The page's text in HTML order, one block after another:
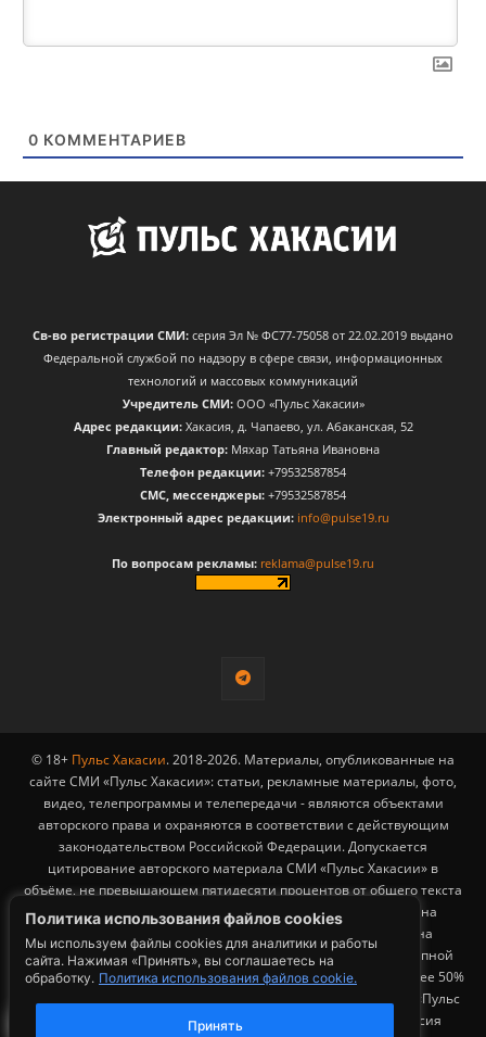
Политика использования файлов cookies
Мы используем файлы cookies для аналитики и работы
сайта. Нажимая «Принять», вы соглашаетесь на
обработку. Политика использования файлов cookie.
Принять
0 КОММЕНТАРИЕВ
Св-во регистрации СМИ: серия Эл № ФС77-75058 от 22.02.2019 выдано
Федеральной службой по надзору в сфере связи, информационных
технологий и массовых коммуникаций
Учредитель СМИ:ООО «Пульс Хакасии»
Адрес редакции:Хакасия, д. Чапаево, ул. Абаканская, 52
Главный редактор: Мяхар Татьяна Ивановна
Телефон редакции: +79532587854
CМС, мессенджеры: +79532587854
Электронный адрес редакции: info@pulse19.ru
По вопросам рекламы: reklama@pulse19.ru
© 18+ Пульс Хакасии. 2018-2026. Материалы, опубликованные на
сайте СМИ «Пульс Хакасии»: статьи, рекламные материалы, фото,
видео, телепрограммы и телепередачи - являются объектами
авторского права и охраняются в соответствии с действующим
законодательством Российской Федерации. Допускается
цитирование авторского материала СМИ «Пульс Хакасии» в
объёме, не превышающем пятидесяти процентов от общего текста
публикации с обязательным размещением гиперссылки на
страницу заимствования материала. Гиперссылка должна
размещаться в тексте цитируемого материала и быть доступной
для индексации поисковыми системами. Заимствование более 50%
общего объема материала, опубликованного на сайте СМИ «Пульс
Хакасии», возможно исключительно с письменного согласия